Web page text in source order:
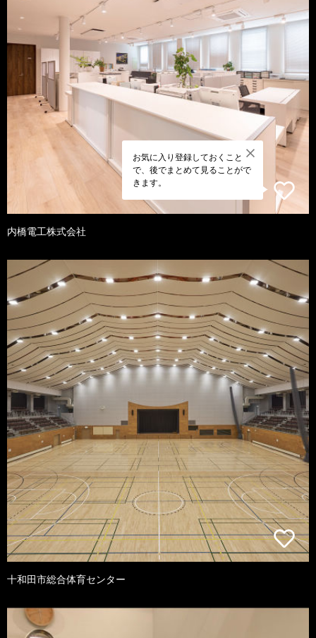
お気に入り登録しておくこと
で、後でまとめて見ることがで
きます。
内橋電工株式会社
十和田市総合体育センター